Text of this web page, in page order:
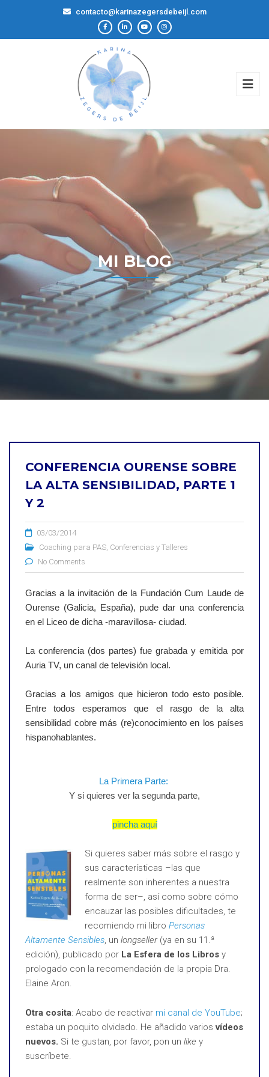
contacto@karinazegersdebeijl.com
MI BLOG
CONFERENCIA OURENSE SOBRE
LA ALTA SENSIBILIDAD, PARTE 1
Y 2
03/03/2014
Coaching para PAS, Conferencias y Talleres
No Comments
Gracias a la invitación de la Fundación Cum Laude de
Ourense (Galicia, España), pude dar una conferencia
en el Liceo de dicha -maravillosa- ciudad.
La conferencia (dos partes) fue grabada y emitida por
Auria TV, un canal de televisión local.
Gracias a los amigos que hicieron todo esto posible.
Entre todos esperamos que el rasgo de la alta
sensibilidad cobre más (re)conocimiento en los países
hispanohablantes.
La Primera Parte:
Y si quieres ver la segunda parte,
pincha aquí
Si quieres saber más sobre el rasgo y
sus características –las que
realmente son inherentes a nuestra
forma de ser–, así como sobre cómo
encauzar las posibles dificultades, te
recomiendo mi libro Personas
Altamente Sensibles, un longseller(ya en su 11.ª
edición), publicado por La Esfera de los Libros y
prologado con la recomendación de la propia Dra.
Elaine Aron.
Otra cosita: Acabo de reactivar mi canal de YouTube;
estaba un poquito olvidado. He añadido variosvídeos
nuevos. Si te gustan, por favor, pon un like y
suscríbete.